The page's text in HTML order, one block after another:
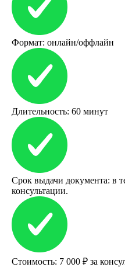
Формат: онлайн/оффлайн
Длительность: 60 минут
Срок выдачи документа: в
консультации.
Стоимость: 7 000 ₽ за